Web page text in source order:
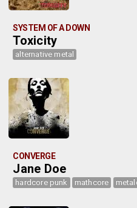
SYSTEM OF A DOWN
Toxicity
alternative metal
CONVERGE
Jane Doe
hardcore punk mathcore